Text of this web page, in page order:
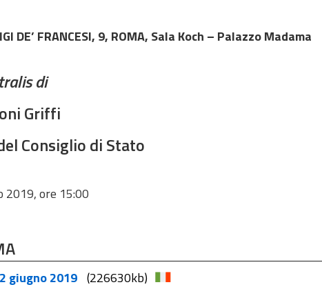
DE’ FRANCESI, 9, ROMA, Sala Koch – Palazzo Madama
di
Griffi
Consiglio di Stato
2019, ore 15:00
giugno 2019 (226630kb)